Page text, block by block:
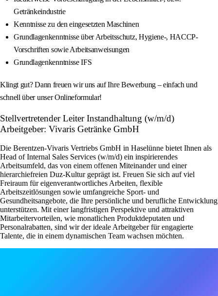
Getränkeindustrie
Kenntnisse zu den eingesetzten Maschinen
Grundlagenkenntnisse über Arbeitsschutz, Hygiene-, HACCP-
Vorschriften sowie Arbeitsanweisungen
Grundlagenkenntnisse IFS
Klingt gut? Dann freuen wir uns auf Ihre Bewerbung – einfach und
schnell über unser Onlineformular!
Stellvertretender Leiter Instandhaltung (w/m/d)
Arbeitgeber: Vivaris Getränke GmbH
Die Berentzen-Vivaris Vertriebs GmbH in Haselünne bietet Ihnen als
Head of Internal Sales Services (w/m/d) ein inspirierendes
Arbeitsumfeld, das von einem offenen Miteinander und einer
hierarchiefreien Duz-Kultur geprägt ist. Freuen Sie sich auf viel
Freiraum für eigenverantwortliches Arbeiten, flexible
Arbeitszeitlösungen sowie umfangreiche Sport- und
Gesundheitsangebote, die Ihre persönliche und berufliche Entwicklung
unterstützen. Mit einer langfristigen Perspektive und attraktiven
Mitarbeitervorteilen, wie monatlichen Produktdeputaten und
Personalrabatten, sind wir der ideale Arbeitgeber für engagierte
Talente, die in einem dynamischen Team wachsen möchten.